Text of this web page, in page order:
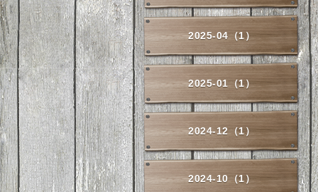
2025-04（1）
2025-01（1）
2024-12（1）
2024-10（1）